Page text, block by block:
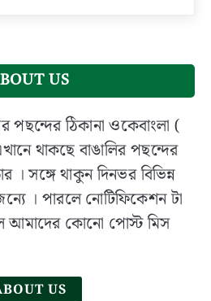
US
পছন্দের ঠিকানা ওকেবাংলা (
থাকছে বাঙালির পছন্দের
। সঙ্গে থাকুন দিনভর বিভিন্ন
। পারলে নোটিফিকেশন টা
আমাদের কোনো পোস্ট মিস
US